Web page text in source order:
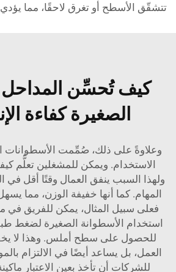
تتشقّق الأسطح أو تغرق لاحقًا، مما
كيف تُحسِّن المداحل
الصغيرة كفاءة
وعلاوةً على ذلك، صُمِّمت الأسطوانات
الاستخدام. ويمكن للمشغلين تعلُّم
ولهذا السبب ينفق العمال وقتًا أقل في
المهام. كما أنها خفيفة الوزن، مما
فعلى سبيل المثال، يمكن للفريق
استخدام الأسطوانة الصغيرة لضغط
للحصول على سطح أملس. وهذا لا
العمل، بل يساعد أيضًا في الالتزام
للشركات أن تأخذ بعين الاعتبار